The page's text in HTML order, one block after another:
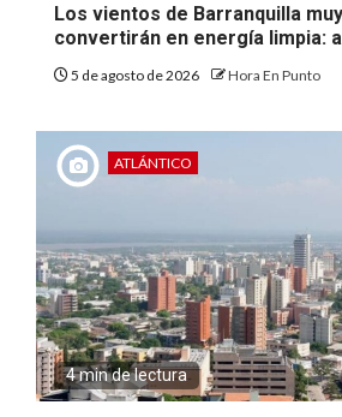
Los vientos de Barranquilla
convertirán en energía limpia:
5 de agosto de 2026 Hora En Punto
ATLÁNTICO
4 min de lectura